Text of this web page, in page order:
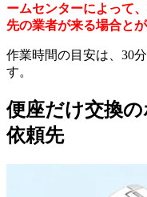
ームセンターによって
先の業者が来る場合とが
作業時間の目安は、30
す。
便座だけ交換
依頼先